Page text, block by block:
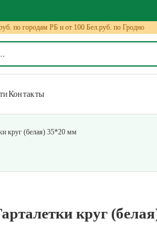
по городам РБ и от 100 Бел.руб. по Гродно
Контакты
круг (белая) 35*20 мм
круг